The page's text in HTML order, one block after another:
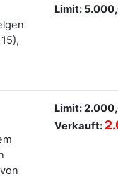
Limit:
Limit:
Verkauft: